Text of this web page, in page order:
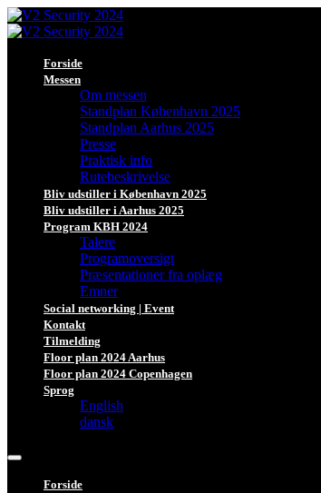
Forside
Messen
Om messen
Standplan København 2025
Standplan Aarhus 2025
Presse
Praktisk info
Rutebeskrivelse
Bliv udstiller i København 2025
Bliv udstiller i Aarhus 2025
Program KBH 2024
Talere
Programoversigt
Præsentationer fra oplæg
Emner
Social networking | Event
Kontakt
Tilmelding
Floor plan 2024 Aarhus
Floor plan 2024 Copenhagen
Sprog
English
dansk
Forside